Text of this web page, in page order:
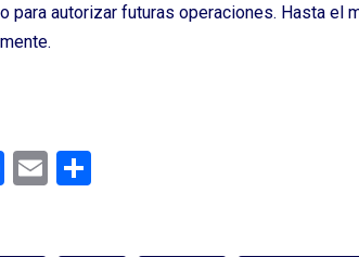
para autorizar futuras operaciones. Hasta el
F
E